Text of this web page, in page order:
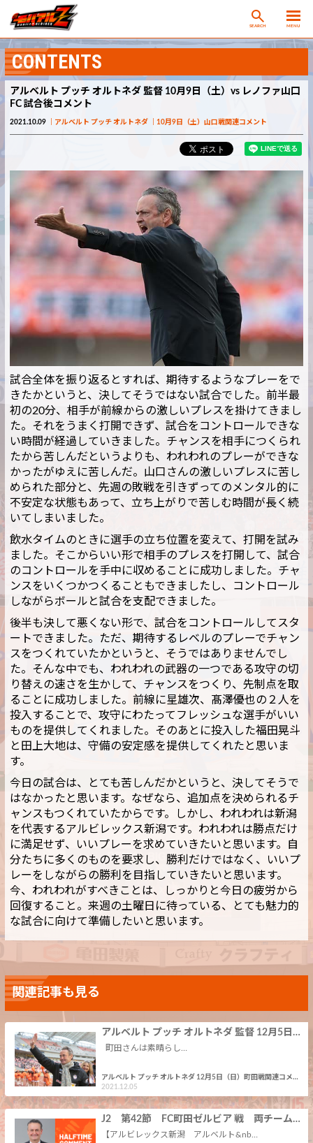
SEARCH MENU
CONTENTS
アルベルト プッチ オルトネダ 監督 10月9日（土）vs レノファ山口
FC 試合後コメント
2021.10.09 アルベルト プッチ オルトネダ 10月9日（土）山口戦関連コメント
試合全体を振り返るとすれば、期待するようなプレーをで
きたかというと、決してそうではない試合でした。前半最
初の20分、相手が前線からの激しいプレスを掛けてきまし
た。それをうまく打開できず、試合をコントロールできな
い時間が経過していきました。チャンスを相手につくられ
たから苦しんだというよりも、われわれのプレーができな
かったがゆえに苦しんだ。山口さんの激しいプレスに苦し
められた部分と、先週の敗戦を引きずってのメンタル的に
不安定な状態もあって、立ち上がりで苦しむ時間が長く続
いてしまいました。
飲水タイムのときに選手の立ち位置を変えて、打開を試み
ました。そこからいい形で相手のプレスを打開して、試合
のコントロールを手中に収めることに成功しました。チャ
ンスをいくつかつくることもできましたし、コントロール
しながらボールと試合を支配できました。
後半も決して悪くない形で、試合をコントロールしてスタ
ートできました。ただ、期待するレベルのプレーでチャン
スをつくれていたかというと、そうではありませんでし
た。そんな中でも、われわれの武器の一つである攻守の切
り替えの速さを生かして、チャンスをつくり、先制点を取
ることに成功しました。前線に星雄次、髙澤優也の２人を
投入することで、攻守にわたってフレッシュな選手がいい
ものを提供してくれました。そのあとに投入した福田晃斗
と田上大地は、守備の安定感を提供してくれたと思いま
す。
今日の試合は、とても苦しんだかというと、決してそうで
はなかったと思います。なぜなら、追加点を決められるチ
ャンスもつくれていたからです。しかし、われわれは新潟
を代表するアルビレックス新潟です。われわれは勝点だけ
に満足せず、いいプレーを求めていきたいと思います。自
分たちに多くのものを要求し、勝利だけではなく、いいプ
レーをしながらの勝利を目指していきたいと思います。
今、われわれがすべきことは、しっかりと今日の疲労から
回復すること。来週の土曜日に待っている、とても魅力的
な試合に向けて準備したいと思います。
関連記事も見る
アルベルト プッチ オルトネダ 監督 12月5日…
町田さんは素晴らし…
アルベルト プッチ オルトネダ 12月5日（日）町田戦関連コメ…
2021.12.05
J2 第42節 FC町田ゼルビア 戦 両チーム…
【アルビレックス新潟 アルベルト&nb…